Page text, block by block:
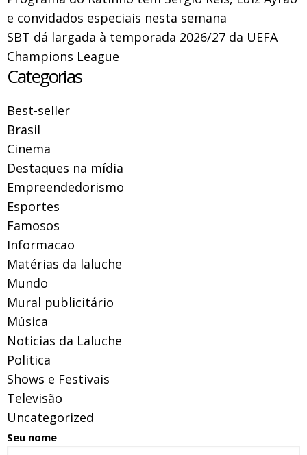
e convidados especiais nesta semana
SBT dá largada à temporada 2026/27 da UEFA
Champions League
Categorias
Best-seller
Brasil
Cinema
Destaques na mídia
Empreendedorismo
Esportes
Famosos
Informacao
Matérias da laluche
Mundo
Mural publicitário
Música
Noticias da Laluche
Politica
Shows e Festivais
Televisão
Uncategorized
Seu nome